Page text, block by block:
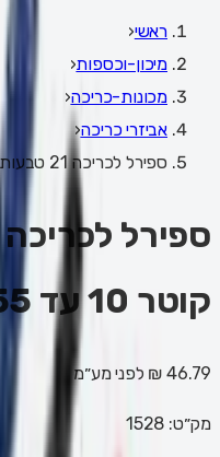
ראשי‹
מיכון-וכספות‹
מכונות-כריכה‹
אביזרי כריכה‹
ספירל לכריכה 21 טבעות עד A4 קוטר 10 עד 55 דף
קוטר 10 עד 55 דף
46.79 ₪ לפני מע״מ
מק״ט: 1528